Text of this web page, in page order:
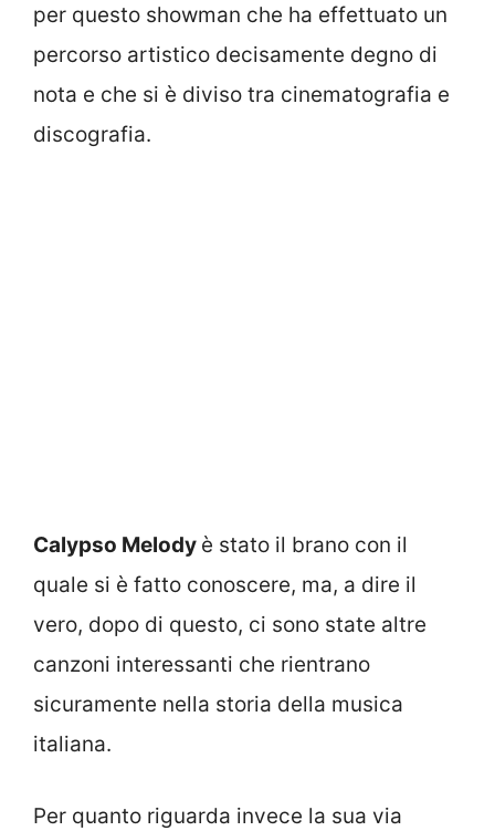
per questo showman che ha effettuato un
percorso artistico decisamente degno di
nota e che si è diviso tra cinematografia e
discografia.
Calypso Melody è stato il brano con il
quale si è fatto conoscere, ma, a dire il
vero, dopo di questo, ci sono state altre
canzoni interessanti che rientrano
sicuramente nella storia della musica
italiana.
Per quanto riguarda invece la sua via